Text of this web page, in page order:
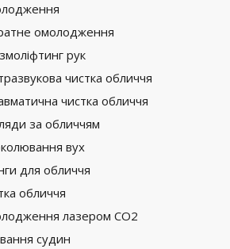
омолодження
рук
чистка обличчя
чистка обличчя
за обличчям
вух
для обличчя
обличчя
лазером CO2
судин